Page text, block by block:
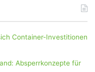
Container-Investitionen
Absperrkonzepte für